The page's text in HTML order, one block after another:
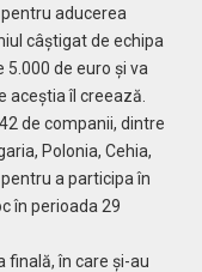
aducerea
câștigat de echipa
de euro și va
aceștia îl creează.
de companii, dintre
Polonia, Cehia,
a participa în
în perioada 29
finală, în care și-au